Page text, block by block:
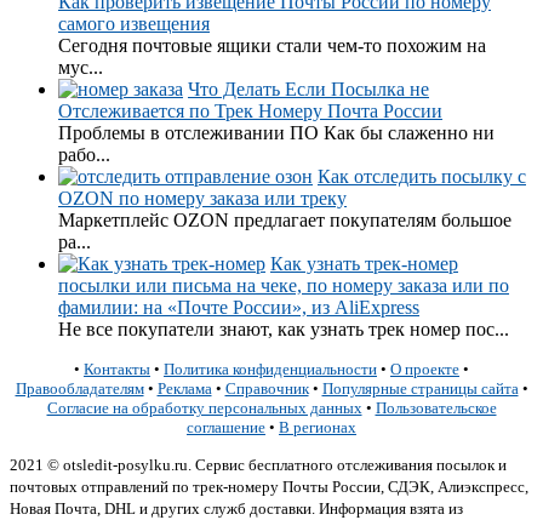
самого извещения
Сегодня почтовые ящики стали чем-то похожим на
мус...
Что Делать Если Посылка не
Отслеживается по Трек Номеру Почта России
Проблемы в отслеживании ПО Как бы слаженно ни
рабо...
Как отследить посылку с
OZON по номеру заказа или треку
Маркетплейс OZON предлагает покупателям большое
ра...
Как узнать трек-номер
посылки или письма на чеке, по номеру заказа или по
фамилии: на «Почте России», из AliExpress
Не все покупатели знают, как узнать трек номер пос...
• Контакты • Политика конфиденциальности • О проекте •
Правообладателям• Реклама • Справочник• Популярные страницы сайта •
Согласие на обработку персональных данных • Пользовательское
соглашение • В регионах
2021 © otsledit-posylku.ru. Сервис бесплатного отслеживания посылок и
почтовых отправлений по трек-номеру Почты России, СДЭК, Алиэкспресс,
Новая Почта, DHL и других служб доставки. Информация взята из